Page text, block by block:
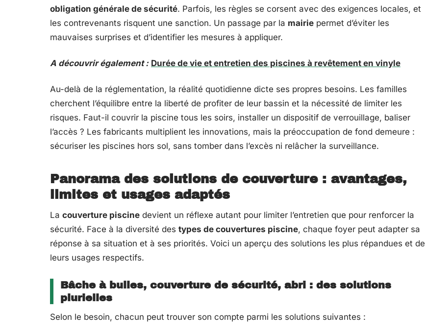
obligation générale de sécurité. Parfois, les règles se corsent avec des exigences locales, et
les contrevenants risquent une sanction. Un passage par la mairie permet d’éviter les
mauvaises surprises et d’identifier les mesures à appliquer.
A découvrir également : Durée de vie et entretien des piscines à revêtement en vinyle
Au-delà de la réglementation, la réalité quotidienne dicte ses propres besoins. Les familles
cherchent l’équilibre entre la liberté de profiter de leur bassin et la nécessité de limiter les
risques. Faut-il couvrir la piscine tous les soirs, installer un dispositif de verrouillage, baliser
l’accès ? Les fabricants multiplient les innovations, mais la préoccupation de fond demeure :
sécuriser les piscines hors sol, sans tomber dans l’excès ni relâcher la surveillance.
Panorama des solutions de couverture : avantages,
limites et usages adaptés
La couverture piscine devient un réflexe autant pour limiter l’entretien que pour renforcer la
sécurité. Face à la diversité des types de couvertures piscine, chaque foyer peut adapter sa
réponse à sa situation et à ses priorités. Voici un aperçu des solutions les plus répandues et de
leurs usages respectifs.
Bâche à bulles, couverture de sécurité, abri : des solutions
plurielles
Selon le besoin, chacun peut trouver son compte parmi les solutions suivantes :